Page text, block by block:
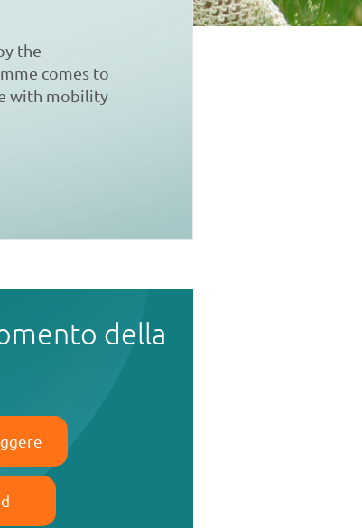
the
comes to
with mobility
della